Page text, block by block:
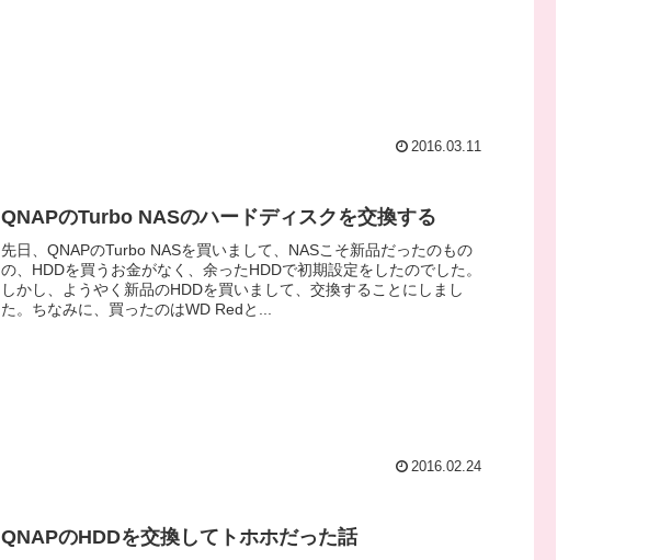
2016.03.11
QNAPのTurbo NASのハードディスクを交換する
先日、QNAPのTurbo NASを買いまして、NASこそ新品だったのもの
の、HDDを買うお金がなく、余ったHDDで初期設定をしたのでした。
しかし、ようやく新品のHDDを買いまして、交換することにしまし
た。ちなみに、買ったのはWD Redと...
2016.02.24
QNAPのHDDを交換してトホホだった話